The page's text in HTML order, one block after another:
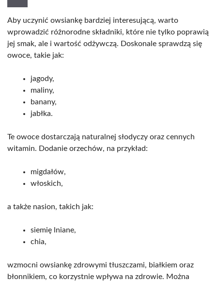
Aby uczynić owsiankę bardziej interesującą, warto
wprowadzić różnorodne składniki, które nie tylko poprawią
jej smak, ale i wartość odżywczą. Doskonale sprawdzą się
owoce, takie jak:
jagody,
maliny,
banany,
jabłka.
Te owoce dostarczają naturalnej słodyczy oraz cennych
witamin. Dodanie orzechów, na przykład:
migdałów,
włoskich,
a także nasion, takich jak:
siemię lniane,
chia,
wzmocni owsiankę zdrowymi tłuszczami, białkiem oraz
błonnikiem, co korzystnie wpływa na zdrowie. Można